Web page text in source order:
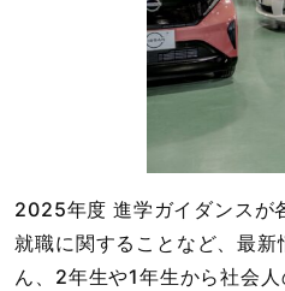
2025年度 進学ガイダンスが
就職に関することなど、最
ん、2年生や1年生から社会